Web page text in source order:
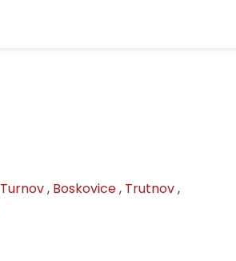
Turnov, Boskovice, Trutnov,